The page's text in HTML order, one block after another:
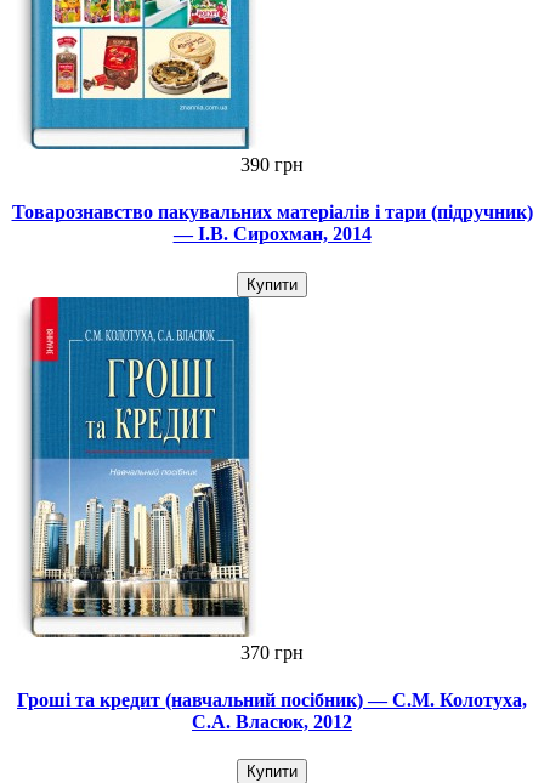
390 грн
Товарознавство пакувальних матеріалів і тари (підручник)
— І.В. Сирохман, 2014
Купити
370 грн
Гроші та кредит (навчальний посібник) — С.М. Колотуха,
С.А. Власюк, 2012
Купити